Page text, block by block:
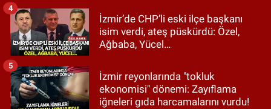
İzmir’de CHP’li eski ilçe başkanı
isim verdi, ateş püskürdü: Özel,
Ağbaba, Yücel…
4
İzmir reyonlarında "tokluk
ekonomisi" dönemi: Zayıflama
iğneleri gıda harcamalarını vurdu!
5